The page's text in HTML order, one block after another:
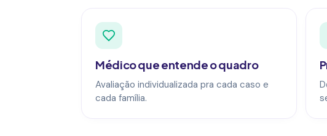
Médico que entende o quadro
Avaliação individualizada pra cada caso e
cada família.